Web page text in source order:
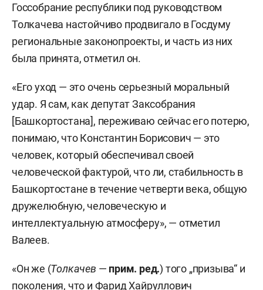
Госсобрание республики под руководством
Толкачева настойчиво продвигало в Госдуму
региональные законопроекты, и часть из них
была принята, отметил он.
«Его уход — это очень серьезный моральный
удар. Я сам, как депутат Заксобрания
[Башкортостана], переживаю сейчас его потерю,
понимаю, что Константин Борисович — это
человек, который обеспечивал своей
человеческой фактурой, что ли, стабильность в
Башкортостане в течение четверти века, общую
дружелюбную, человеческую и
интеллектуальную атмосферу», — отметил
Валеев.
«Он же (Толкачев — прим. ред.) того „призыва“ и
поколения, что и Фарид Хайруллович